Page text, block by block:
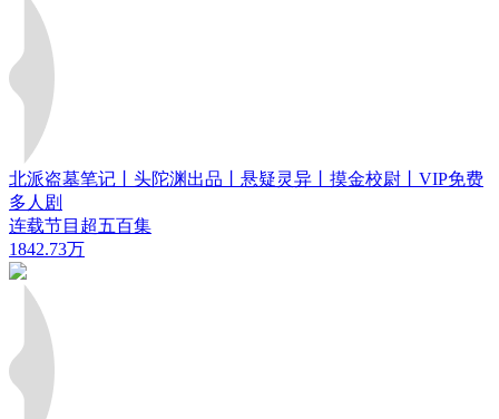
北派盗墓笔记丨头陀渊出品丨悬疑灵异丨摸金校尉丨VIP免费
多人剧
连载节目超五百集
1842.73万